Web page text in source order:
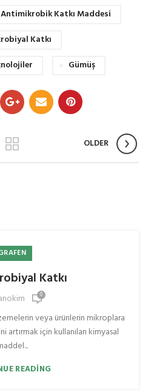
Antimikrobik Katkı Maddesi
Katkı
Gümüş
OLDER
Katkı
0
veya ürünlerin mikroplara
artırmak için kullanılan kimyasal
READING